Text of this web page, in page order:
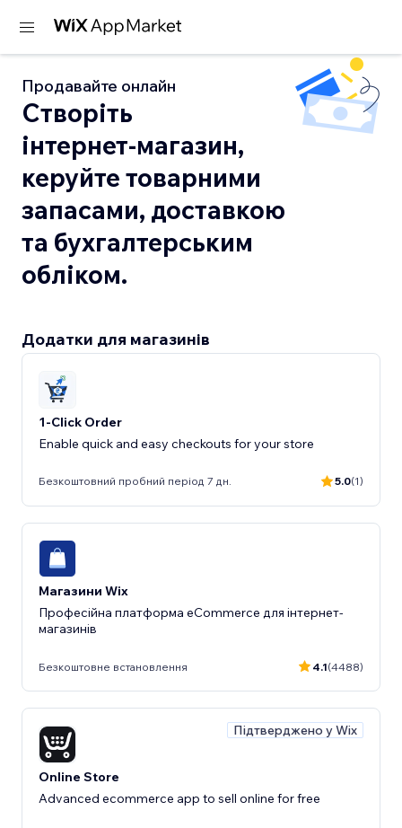
Продавайте онлайн
Створіть
інтернет‑магазин,
керуйте товарними
запасами, доставкою
та бухгалтерським
обліком.
Додатки для магазинів
1-Click Order
Enable quick and easy checkouts for your store
Безкоштовний пробний період 7 дн. 5.0(1)
Магазини Wix
Професійна платформа eCommerce для інтернет-
магазинів
Безкоштовне встановлення 4.1(4488)
Підтверджено у Wix
Online Store
Advanced ecommerce app to sell online for free